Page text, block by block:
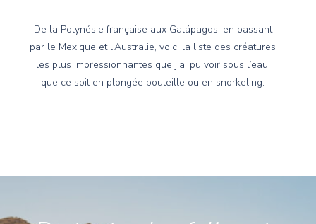
De la Polynésie française aux Galápagos, en passant
par le Mexique et l’Australie, voici la liste des créatures
les plus impressionnantes que j’ai pu voir sous l’eau,
que ce soit en plongée bouteille ou en snorkeling.